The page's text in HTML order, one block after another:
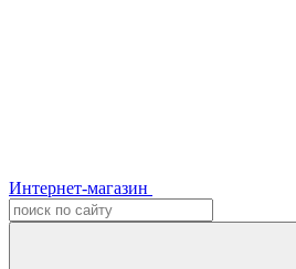
Интернет-магазин